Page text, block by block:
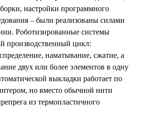
настройки программного
– были реализованы силами
Роботизированные системы
производственный цикл:
наматывание, сжатие, а
двух или более элементов в одну
выкладки работает по
но вместо обычной нити
из термопластичного